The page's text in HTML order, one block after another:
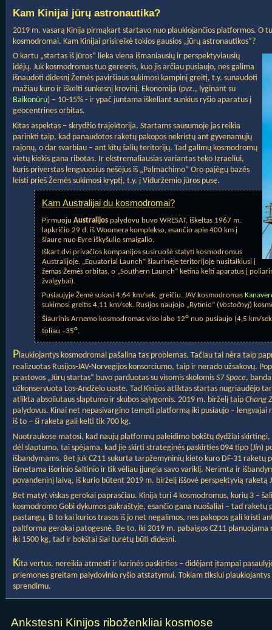
Kam Kinijai jūrų astronautika?
2019 m. vasarą Kinija pirmąkart startavo nuo plaukiojančios platformos. O
kosmodromai. Kam Kinijai prisireikė tokios gausios „jūrų astronautikos“?
O kartu „startas iš jūros“ lieka viena išmaniausių ir perspektyviausių
idėjų. Juk kosmodromas tuo geresnis, kuo jis arčiau pusiaujo, nes galima
išnaudoti didesnį Žemės paviršiaus sukimosi kampinį greitį, t.y. sunaudoti
mažiau kuro ir iškelti sunkesnį krovinį. Ekonomija (pvz., lyginant su
Baikonūru) – 10-15% - ir ypač juntama iškeliant sunkius ryšio aparatus į
geocentrines orbitas.
Kitas aspektas – skrydžio trajektorija. Startams sausumoje jas reikia
parinkti taip, kad panaudotos raketų pakopos nekristų ant gyvenamųjų
rajonų, o dar svarbiau – ant kitų šalių teritorijų. Tad galimų kosmodromų
vietų kiekis gana ribotas. Ir ekstremaliausias variantas teko Izraeliui,
kuris priverstas lengvuosius nešėjus iš „Palmachimo“ Oro pajėgų bazės
leisti prieš Žemės sukimosi kryptį, t.y. į Viduržemio jūros pusę.
Kam Australijai du kosmodromai?
Pirmuoju Australijos palydovu buvo WRESAT, iškeltas 1967 m.
lapkričio 29 d. iš Woomera komplekso, esančio apie 400 km į
šiaurę nuo Eyre iškyšulio smaigalio.
Iškart dvi privačios kompanijos susiruošė statyti kosmodromus
Australijoje. „Equatorial Launch“ šiaurinėje teritorijoje nusitaikiusi į
žemas Žemės orbitas, o „Southern Launch“ ketina kelti aparatus į
žvalgybai).
Pusiaujyje Žemė sukasi 4,64 km/sek. greičiu. JAV kosmodromas
sukimosi greitis 4,11 km/sek. Rusijos naujojo „Rytinio“ (Vostočnyj)
Šiaurinis Arnemo kosmodromas viso labo 12o nuo pusiaujo (4,5 km/
toliau –35o.
Plaukiojantys kosmodromai pašalina tas problemas. Tačiau tai nėra taip
realizuotas Rusijos-JAV-Norvegijos konsorciumo, taip ir nerado užsakovų.
prastovos „Jūrų startas“ buvo parduotas su visomis skolomis S7 Space,
užkonservuota Los-Andželo uoste. Tad Kinijos atliktas startas nugriaudėjo
atlikta absoliutaus slaptumo ir skubos sąlygomis. 2019 m. birželį taip Chang
palydovus. Kinai net nepasivargino tempti platformą iki pusiaujo – lengvajai
iš to – ši raketa gali kelti tik 700 kg.
Nuotraukose matosi, kad naujų platformų paleidimo bokštų dydžiai
dėl slaptumo, tai spėjama, kad jie skirti strateginės paskirties 094 tipo (Jin)
išbandymams. Bet juk CZ11 sukurta tarpžemyninių kieto kuro DF-31 raketų
išmetama išorinio šaltinio ir tik vėliau įjungia savo variklį. Nerimta ir
povandeninį laivą, iš kurio būtent 2019 m. birželį iššovė perspektyvią raketą
Bet matyt viskas gerokai paprasčiau. Kinija turi 4 kosmodromus, kurių 3 –
kosmodromo Gobi dykumos pakraštyje, esančio gana nuošaliai – tad
pastangų. B to kai kurios trasos iš jo net negalimos, nes pakopos gali kristi
paltforma gerokai patogesnė. Be to, iki 2019 m. pabaigos CZ11
iki 1500 kg, tad ir bokštai šiai turėtų būti didesni.
Kita vertus, nereikia atmesti ir karinės paskirties – didėjant įtampai
priemones greitam palydovinio ryšio atstatymui. Tokiam tikslui
sprendimu.
Ankstesni Kinijos riboženkliai kosmose